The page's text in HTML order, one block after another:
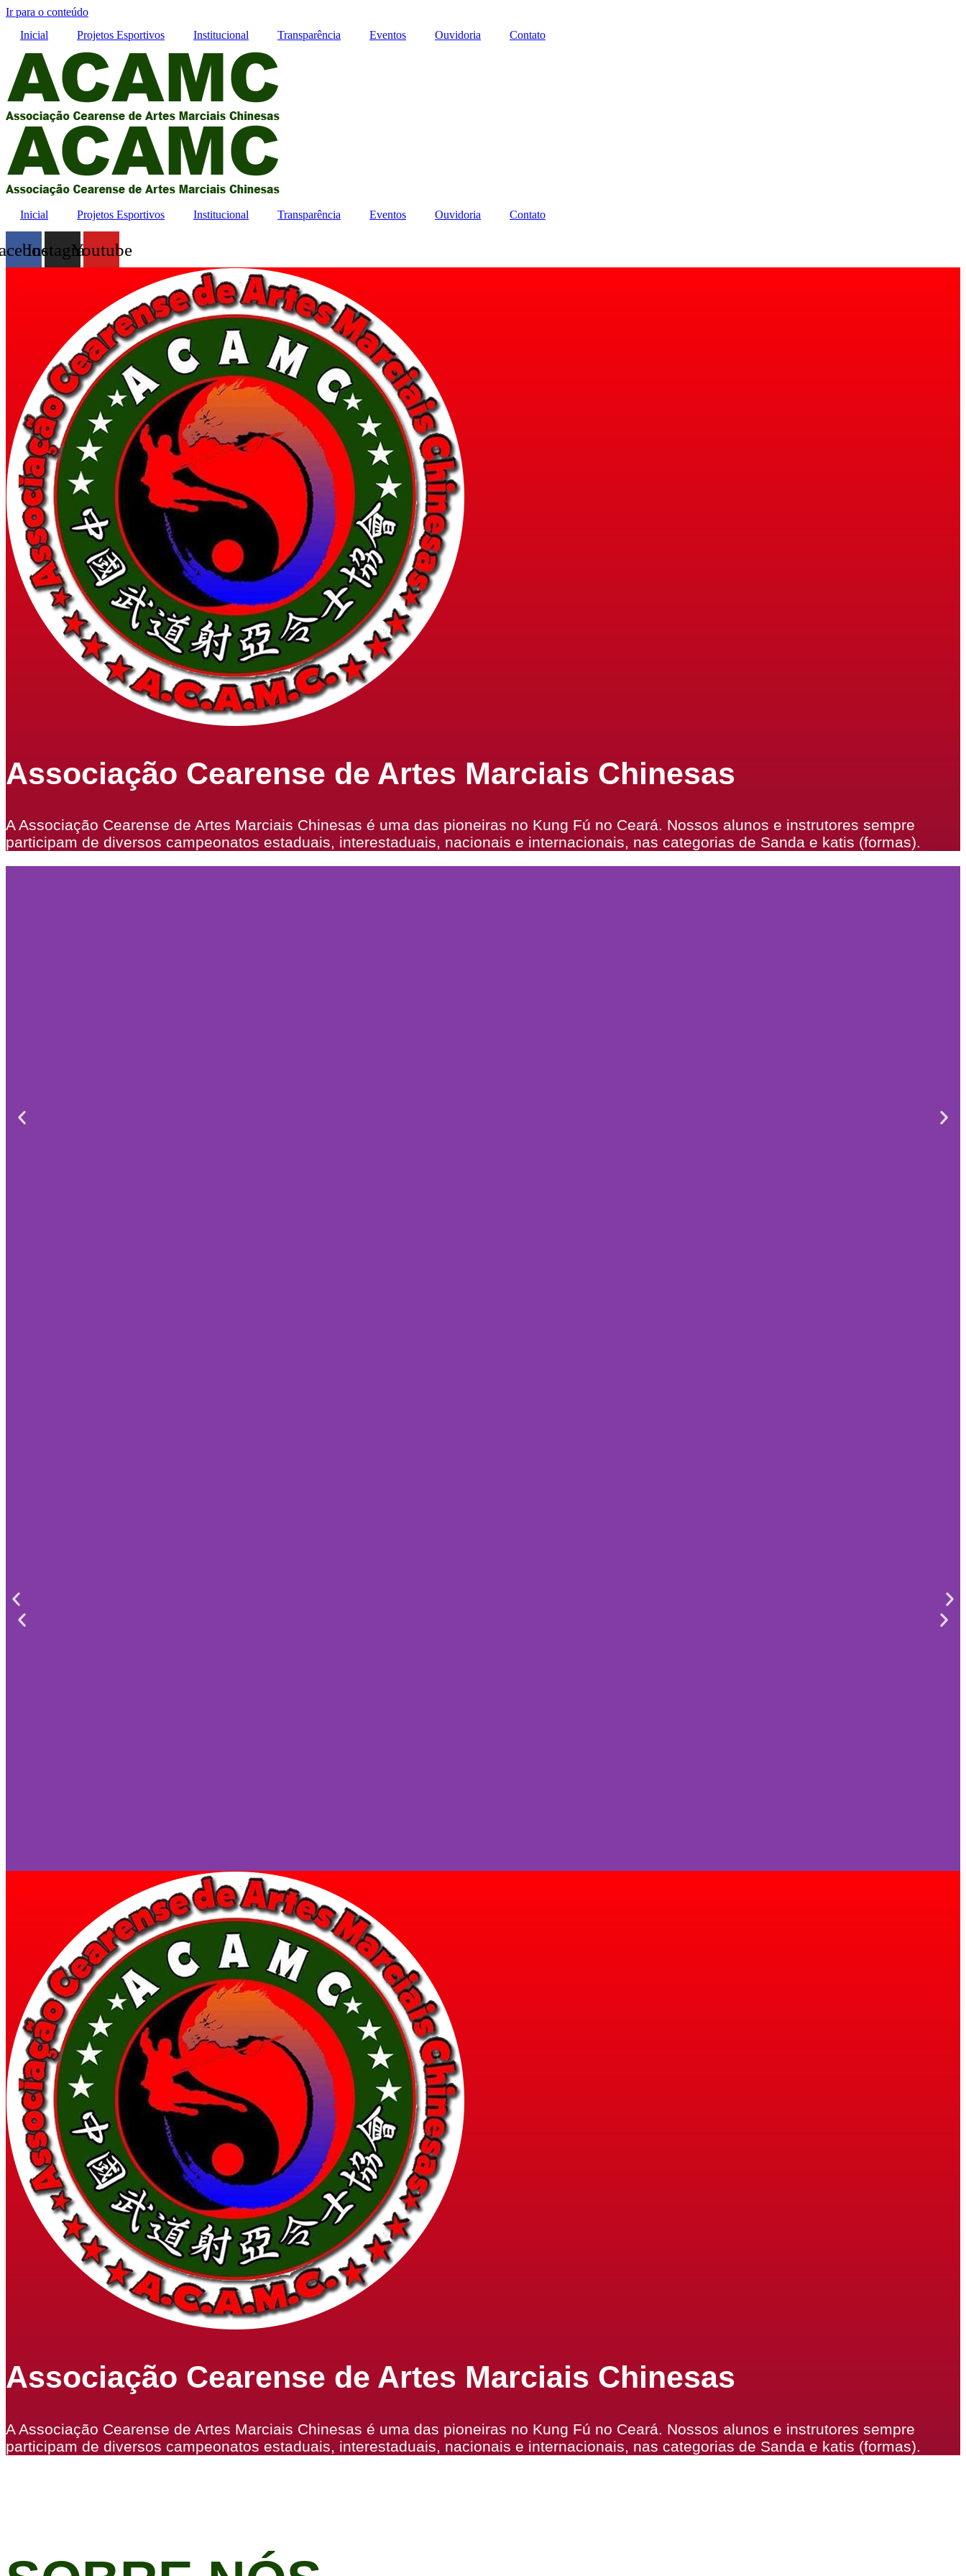
Ir para o conteúdo
Inicial
Projetos Esportivos Institucional Transparência Eventos Ouvidoria Contato
Inicial Projetos Esportivos Institucional Transparência Eventos Ouvidoria Contato
InstagramYoutube
Associação Cearense de Artes Marciais Chinesas
A Associação Cearense de Artes Marciais Chinesas é uma das pioneiras no Kung Fú no Ceará. Nossos alunos e instrutores sempre
participam de diversos campeonatos estaduais, interestaduais, nacionais e internacionais, nas categorias de Sanda e katis (formas).
Associação Cearense de Artes Marciais Chinesas
A Associação Cearense de Artes Marciais Chinesas é uma das pioneiras no Kung Fú no Ceará. Nossos alunos e instrutores sempre
participam de diversos campeonatos estaduais, interestaduais, nacionais e internacionais, nas categorias de Sanda e katis (formas).